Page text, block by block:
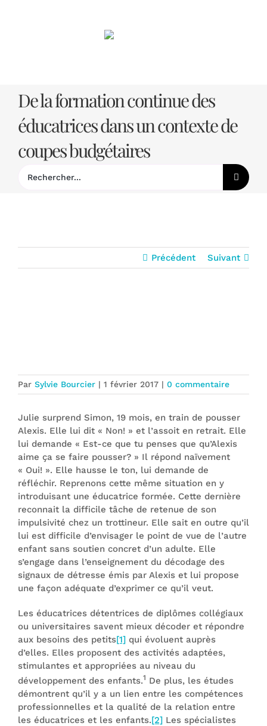
De la formation continue des
éducatrices dans un contexte de
coupes budgétaires
Précédent Suivant
Par Sylvie Bourcier | 1 février 2017 | 0 commentaire
Julie surprend Simon, 19 mois, en train de pousser
Alexis. Elle lui dit « Non! » et l’assoit en retrait. Elle
lui demande « Est-ce que tu penses que qu’Alexis
aime ça se faire pousser? » Il répond naïvement
« Oui! ». Elle hausse le ton, lui demande de
réfléchir. Reprenons cette même situation en y
introduisant une éducatrice formée. Cette dernière
reconnait la difficile tâche de retenue de son
impulsivité chez un trottineur. Elle sait en outre qu’il
lui est difficile d’envisager le point de vue de l’autre
enfant sans soutien concret d’un adulte. Elle
s’engage dans l’enseignement du décodage des
signaux de détresse émis par Alexis et lui propose
une façon adéquate d’exprimer ce qu’il veut.
Les éducatrices détentrices de diplômes collégiaux
ou universitaires savent mieux décoder et répondre
aux besoins des petits[1] qui évoluent auprès
d’elles. Elles proposent des activités adaptées,
stimulantes et appropriées au niveau du
développement des enfants.1 De plus, les études
démontrent qu’il y a un lien entre les compétences
professionnelles et la qualité de la relation entre
les éducatrices et les enfants.[2] Les spécialistes